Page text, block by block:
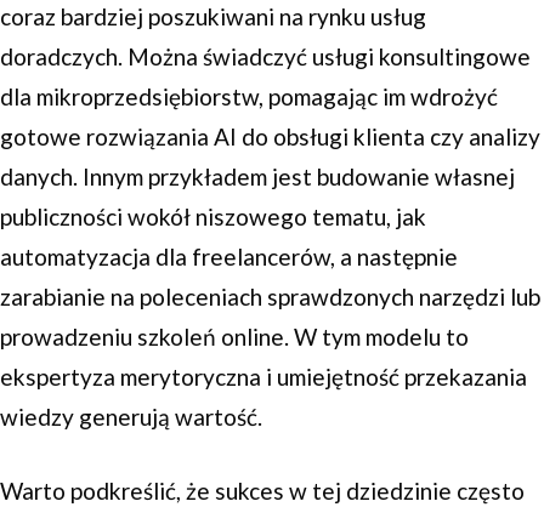
coraz bardziej poszukiwani na rynku usług
doradczych. Można świadczyć usługi konsultingowe
dla mikroprzedsiębiorstw, pomagając im wdrożyć
gotowe rozwiązania AI do obsługi klienta czy analizy
danych. Innym przykładem jest budowanie własnej
publiczności wokół niszowego tematu, jak
automatyzacja dla freelancerów, a następnie
zarabianie na poleceniach sprawdzonych narzędzi lub
prowadzeniu szkoleń online. W tym modelu to
ekspertyza merytoryczna i umiejętność przekazania
wiedzy generują wartość.
Warto podkreślić, że sukces w tej dziedzinie często